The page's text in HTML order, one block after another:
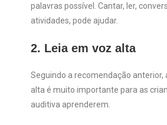
palavras possível. Cantar, ler,
atividades, pode ajudar.
2. Leia em voz alta
Seguindo a recomendação anterior,
alta é muito importante para as
auditiva aprenderem.